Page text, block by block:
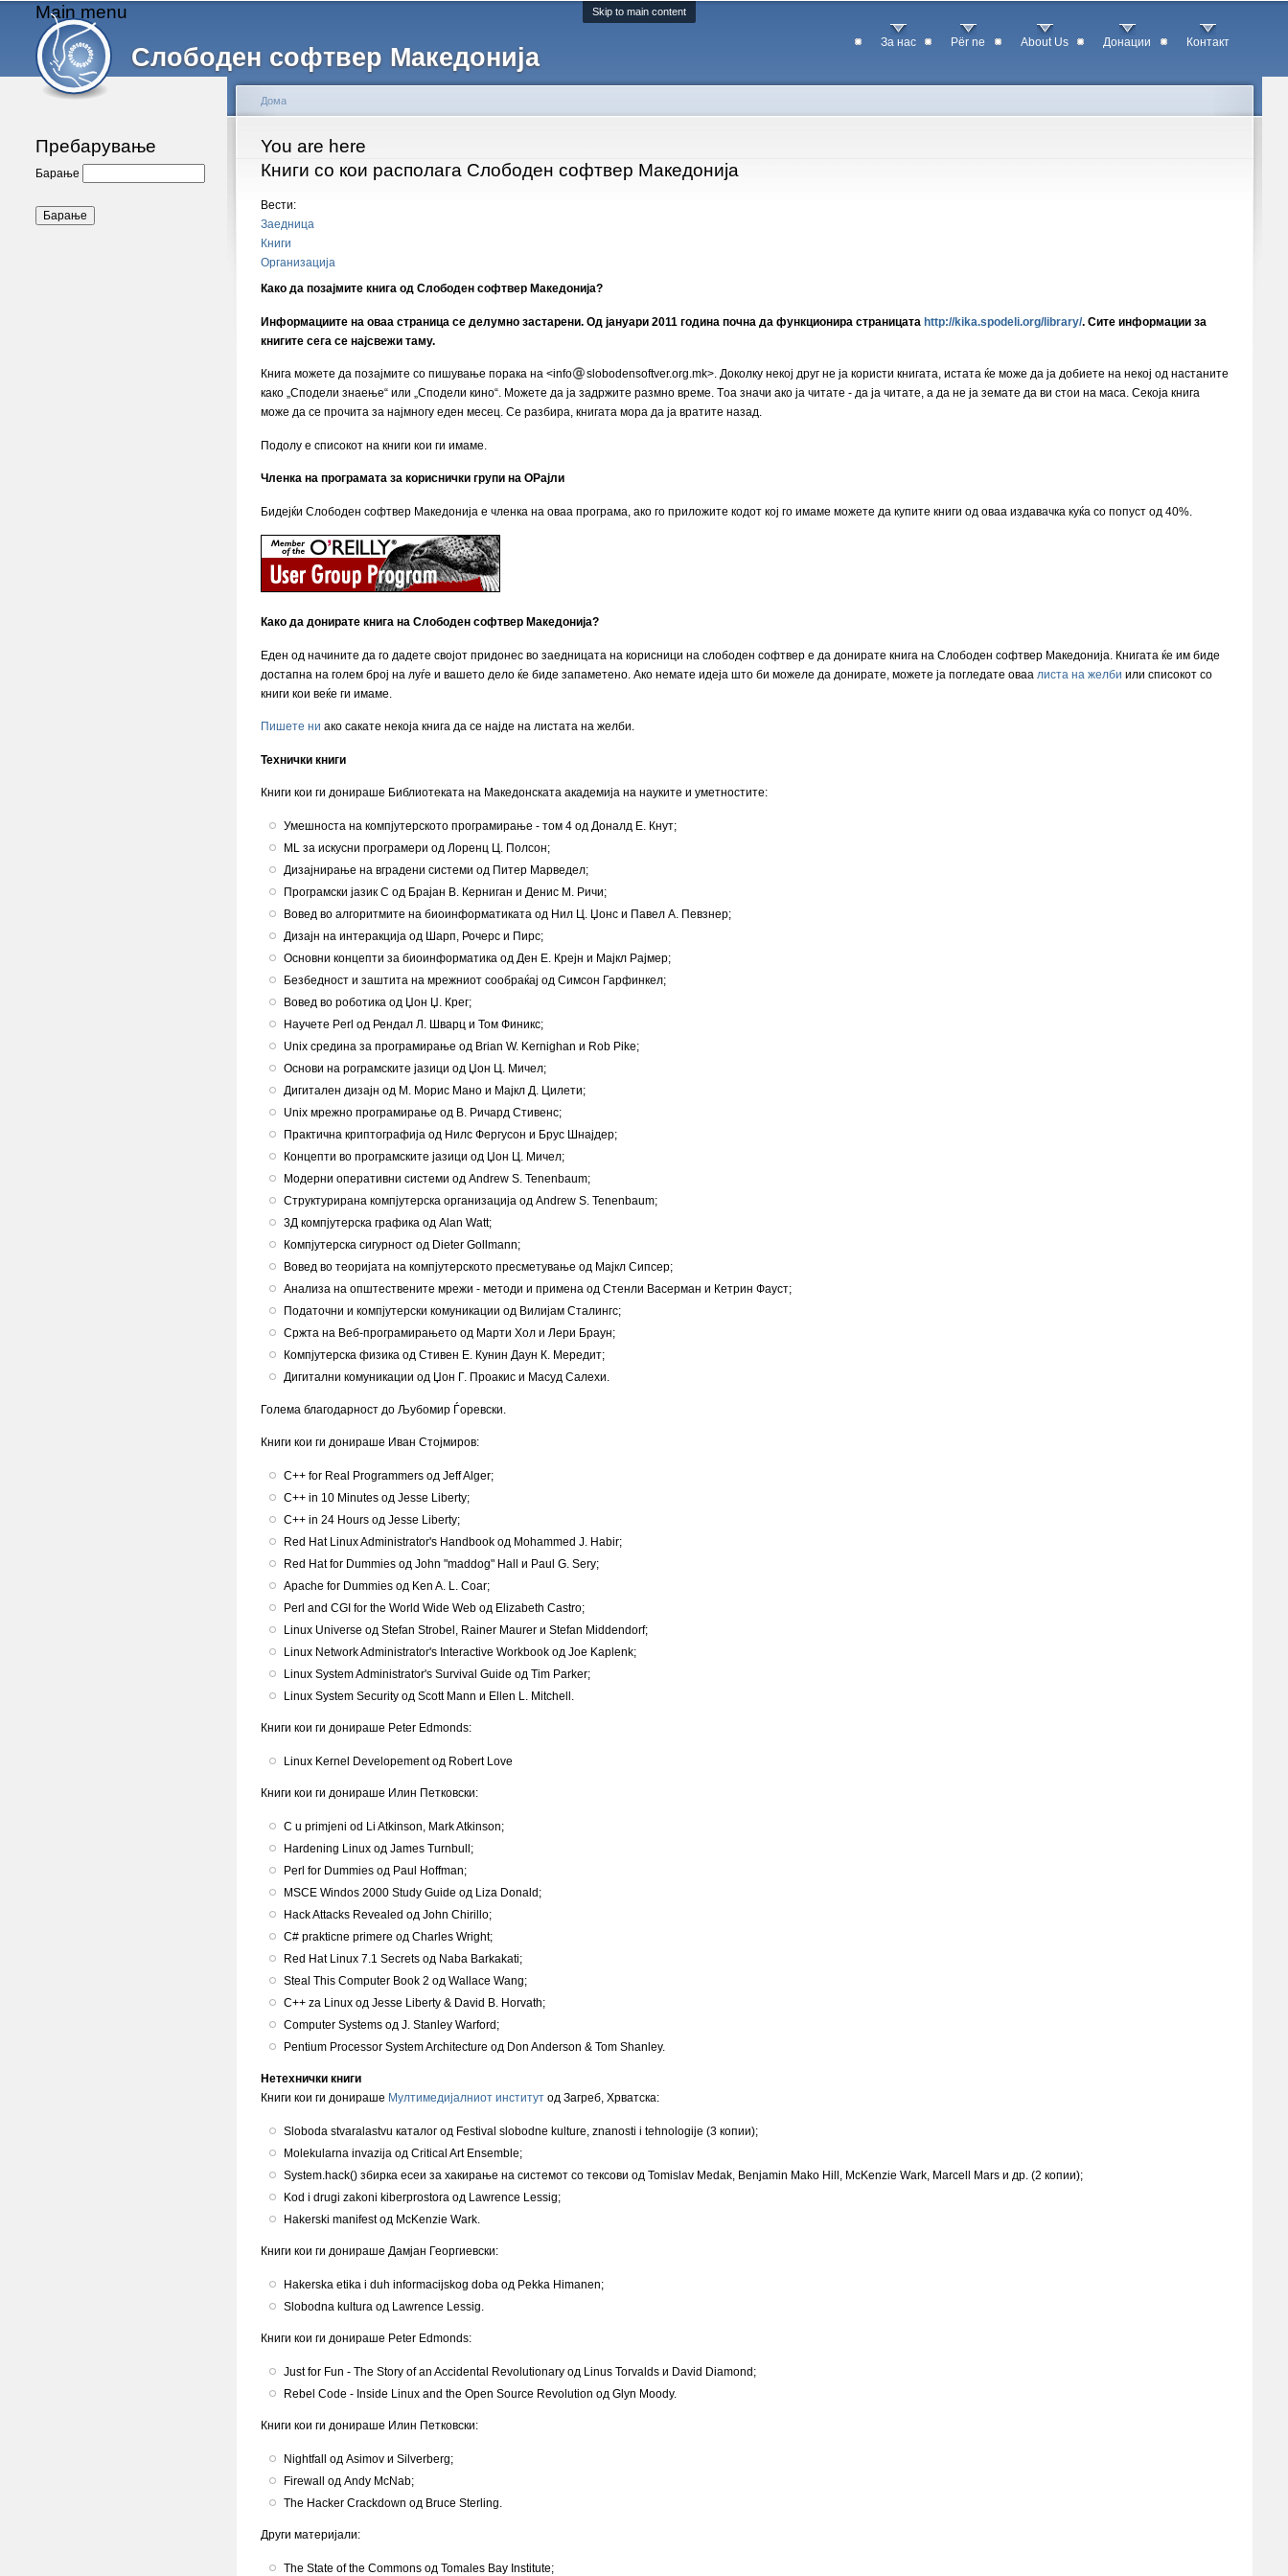
Skip to main content
Слободен софтвер Македонија
Main menu
За нас Për ne About Us Донации Контакт
Пребарување
Барање
You are here
Дома
Книги со кои располага Слободен софтвер Македонија
Вести:
Заедница
Книги
Организација
Како да позајмите книга од Слободен софтвер Македонија?
Информациите на оваа страница се делумно застарени. Од јануари 2011 година почна да функционира страницата http://kika.spodeli.org/library/. Сите информации за
книгите сега се најсвежи таму.
Книга можете да позајмите со пишување порака на <info
slobodensoftver.org.mk>. Доколку некој друг не ја користи книгата, истата ќе може да ја добиете на некој од настаните
како „Сподели знаење“ или „Сподели кино“. Можете да ја задржите размно време. Tоа значи ако ја читате - да ја читате, а да не ја земате да ви стои на маса. Секоја книга
може да се прочита за најмногу еден месец. Се разбира, книгата мора да ја вратите назад.
Подолу е списокот на книги кои ги имаме.
Членка на програмата за кориснички групи на ОРајли
Бидејќи Слободен софтвер Македонија е членка на оваа програма, ако го приложите кодот кој го имаме можете да купите книги од оваа издавачка куќа со попуст од 40%.
Како да донирате книга на Слободен софтвер Македонија?
Еден од начините да го дадете својот придонес во заедницата на корисници на слободен софтвер е да донирате книга на Слободен софтвер Македонија. Книгата ќе им биде
достапна на голем број на луѓе и вашето дело ќе биде запаметено. Ако немате идеја што би можеле да донирате, можете ја погледате оваа листа на желби или списокот со
книги кои веќе ги имаме.
Пишете ни ако сакате некоја книга да се најде на листата на желби.
Технички книги
Книги кои ги донираше Библиотеката на Македонската академија на науките и уметностите:
Умешноста на компјутерското програмирање - том 4 од Доналд Е. Кнут;
ML за искусни програмери од Лоренц Ц. Полсон;
Дизајнирање на вградени системи од Питер Марведел;
Програмски јазик C од Брајан В. Керниган и Денис М. Ричи;
Вовед во алгоритмите на биоинформатиката од Нил Ц. Џонс и Павел А. Певзнер;
Дизајн на интеракција од Шарп, Рочерс и Пирс;
Основни концепти за биоинформатика од Ден Е. Крејн и Мајкл Рајмер;
Безбедност и заштита на мрежниот сообраќај од Симсон Гарфинкел;
Вовед во роботика од Џон Џ. Крег;
Научете Perl од Рендал Л. Шварц и Том Финикс;
Unix средина за програмирање од Brian W. Kernighan и Rob Pike;
Основи на рограмските јазици од Џон Ц. Мичел;
Дигитален дизајн од М. Морис Мано и Мајкл Д. Цилети;
Unix мрежно програмирање од В. Ричард Стивенс;
Практична криптографија од Нилс Фергусон и Брус Шнајдер;
Концепти во програмските јазици од Џон Ц. Мичел;
Модерни оперативни системи од Andrew S. Tenenbaum;
Структурирана компјутерска организација од Andrew S. Tenenbaum;
3Д компјутерска графика од Alan Watt;
Компјутерска сигурност од Dieter Gollmann;
Вовед во теоријата на компјутерското пресметување од Мајкл Сипсер;
Анализа на општествените мрежи - методи и примена од Стенли Васерман и Кетрин Фауст;
Податочни и компјутерски комуникации од Вилијам Сталингс;
Сржта на Веб-програмирањето од Марти Хол и Лери Браун;
Компјутерска физика од Стивен Е. Кунин Даун К. Мередит;
Дигитални комуникации од Џон Г. Проакис и Масуд Салехи.
Голема благодарност до Љубомир Ѓоревски.
Книги кои ги донираше Иван Стојмиров:
C++ for Real Programmers од Jeff Alger;
C++ in 10 Minutes од Jesse Liberty;
C++ in 24 Hours од Jesse Liberty;
Red Hat Linux Administrator's Handbook од Mohammed J. Habir;
Red Hat for Dummies од John "maddog" Hall и Paul G. Sery;
Apache for Dummies од Ken A. L. Coar;
Perl and CGI for the World Wide Web од Elizabeth Castro;
Linux Universe од Stefan Strobel, Rainer Maurer и Stefan Middendorf;
Linux Network Administrator's Interactive Workbook од Joe Kaplenk;
Linux System Administrator's Survival Guide од Tim Parker;
Linux System Security од Scott Mann и Ellen L. Mitchell.
Книги кои ги донираше Peter Edmonds:
Linux Kernel Developement од Robert Love
Книги кои ги донираше Илин Петковски:
C u primjeni оd Li Atkinson, Mark Atkinson;
Hardening Linux од James Turnbull;
Perl for Dummies од Paul Hoffman;
MSCE Windos 2000 Study Guide од Liza Donald;
Hack Attacks Revealed од John Chirillo;
C# prakticne primere од Charles Wright;
Red Hat Linux 7.1 Secrets од Naba Barkakati;
Steal This Computer Book 2 од Wallace Wang;
C++ za Linux од Jesse Liberty & David B. Horvath;
Computer Systems од J. Stanley Warford;
Pentium Processor System Architecture од Don Anderson & Tom Shanley.
Нетехнички книги
Книги кои ги донираше Мултимедијалниот институт од Загреб, Хрватска:
Sloboda stvaralastvu каталог од Festival slobodne kulture, znanosti i tehnologije (3 копии);
Molekularna invazija од Critical Art Ensemble;
System.hack() збирка есеи за хакирање на системот со тексови од Tomislav Medak, Benjamin Mako Hill, McKenzie Wark, Marcell Mars и др. (2 копии);
Kod i drugi zakoni kiberprostora од Lawrence Lessig;
Hakerski manifest од McKenzie Wark.
Книги кои ги донираше Дамјан Георгиевски:
Hakerska etika i duh informacijskog doba од Pekka Himanen;
Slobodna kultura од Lawrence Lessig.
Книги кои ги донираше Peter Edmonds:
Just for Fun - The Story of an Accidental Revolutionary од Linus Torvalds и David Diamond;
Rebel Code - Inside Linux and the Open Source Revolution од Glyn Moody.
Книги кои ги донираше Илин Петковски:
Nightfall од Asimov и Silverberg;
Firewall од Andy McNab;
The Hacker Crackdown од Bruce Sterling.
Други материјали:
The State of the Commons од Tomales Bay Institute;